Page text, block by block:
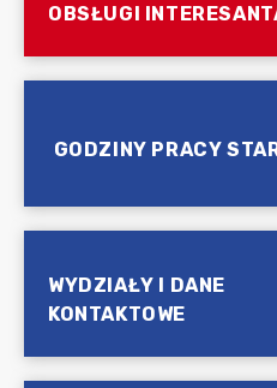
OBSŁUGI
GODZINY PRACY
WYDZIAŁY I DANE
KONTAKTOWE